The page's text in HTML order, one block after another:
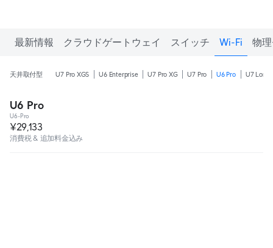
最新情報 クラウドゲートウェイ スイッチ Wi-Fi 物
天井取付型 U7 Pro XGS U6 Enterprise U7 Pro XG U7 Pro U6 Pro U7 Long-
U6 Pro
U6-Pro
¥29,133
消費税 & 追加料金込み